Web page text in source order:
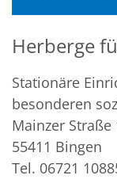
Herberge
Stationäre
besonderen
Mainzer Straße
55411 Bingen
Tel. 06721